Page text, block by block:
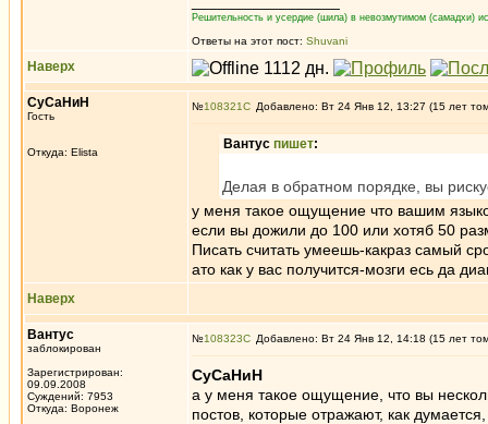
Решительность и усердие (шила) в невозмутимом (самадхи)
Ответы на этот пост: Shuvani
Наверх
СуСаНиН
Гость
Откуда: Elista
№108321 Добавлено: Вт 24 Янв 12, 13:27 (15 лет
Вантус пишет:
Делая в обратном порядке, вы
у меня такое ощущение что вашим
если вы дожили до 100 или хотяб 50
Писать считать умеешь-какраз самый
ато как у вас получится-мозги есь да
Наверх
Вантус
заблокирован
Зарегистрирован:
09.09.2008
Суждений: 7953
Откуда: Воронеж
№108323 Добавлено: Вт 24 Янв 12, 14:18 (15 лет
СуСаНиН
а у меня такое ощущение, что вы
постов, которые отражают, как